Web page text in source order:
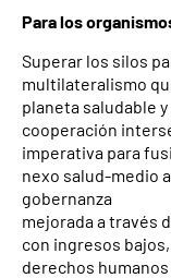
Para los
Superar los silos
multilateralismo
planeta saludable
cooperación
imperativa para
nexo salud-medio
gobernanza
mejorada a través
con ingresos
derechos